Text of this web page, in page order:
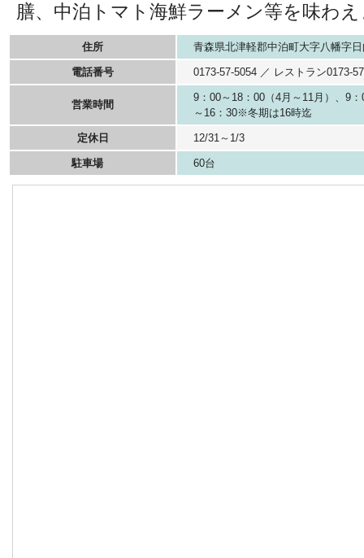
膳、中泊トマト海鮮ラーメン等を味わ
住所 青森県北津軽郡中泊町大字八幡字
電話番号 0173-57-5054 ／ レストラン0173-
営業時間
9：00～18：00（4月～11月）、9
～16：30※冬期は16時迄
定休日 12/31～1/3
駐車場 60台